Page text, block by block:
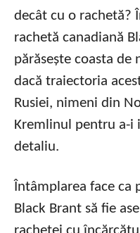
decât cu o rachetă?
rachetă canadiană
părăsește coasta de
dacă traiectoria
Rusiei, nimeni din
Kremlinul pentru a-i
detaliu.
Întâmplarea face ca
Black Brant să fie